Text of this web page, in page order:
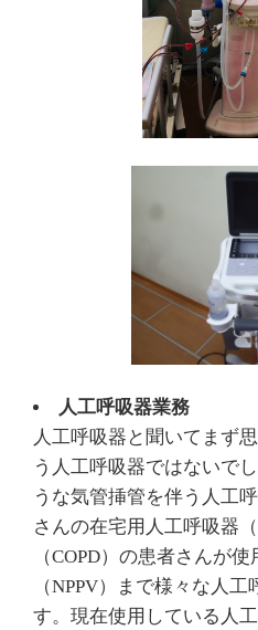
人工呼吸器業務
人工呼吸器と聞いてまず
う人工呼吸器ではないで
うな気管挿管を伴う人工
さんの在宅用人工呼吸器
（COPD）の患者さんが
（NPPV）まで様々な人
す。現在使用している人